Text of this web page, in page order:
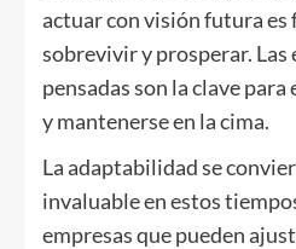
actuar con visión futura es
sobrevivir y prosperar. Las
pensadas son la clave
y mantenerse en la cima.
La adaptabilidad se
invaluable en estos
empresas que pueden